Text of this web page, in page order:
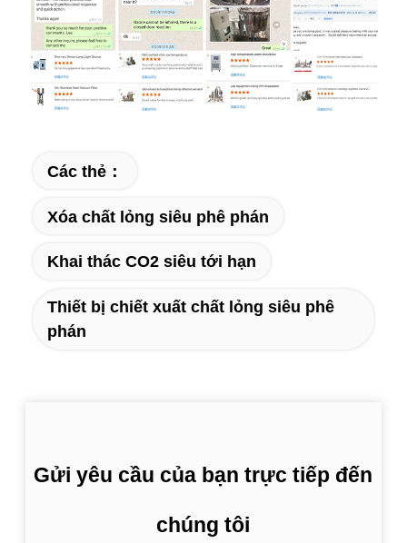
Các thẻ：
Xóa chất lỏng siêu phê phán
Khai thác CO2 siêu tới hạn
Thiết bị chiết xuất chất lỏng siêu phê
phán
Gửi yêu cầu của bạn trực tiếp đến
chúng tôi